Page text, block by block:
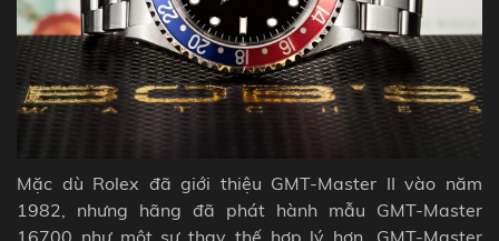
Mặc dù Rolex đã giới thiệu GMT-Master II vào năm
1982, nhưng hãng đã phát hành mẫu GMT-Master